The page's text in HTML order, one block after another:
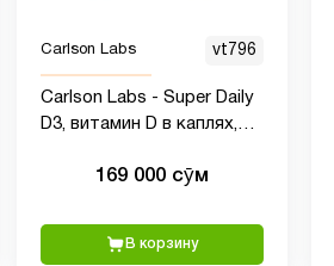
Carlson Labs vt796
Carlson Labs - Super Daily
D3, витамин D в каплях,
запас на 1 год, жидкий
сердца и иммунитета,
вегетарианский, жидкий
169 000 сӯм
В корзину